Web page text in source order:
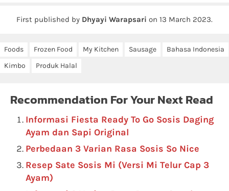
First published by Dhyayi Warapsari on 13 March 2023.
Foods Frozen Food My Kitchen Sausage
Bahasa Indonesia
Kimbo
Produk Halal
Recommendation For Your Next Read
Informasi Fiesta Ready To Go Sosis Daging
Ayam dan Sapi Original
Perbedaan 3 Varian Rasa Sosis So Nice
Resep Sate Sosis Mi (Versi Mi Telur Cap 3
Ayam)